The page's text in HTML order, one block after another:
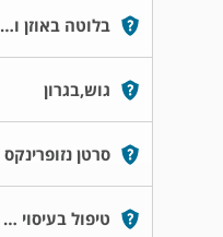
בלוטה באוזן וכאבי אוזניים
גוש,בגרון
סרטן נזופרינקס
טיפול בעיסוי לאחר ניתוח הסרת בלוטת התריס